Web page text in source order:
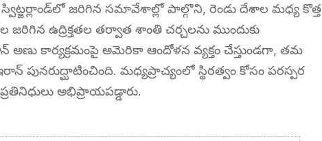
జరిగిన సమావేశాల్లో పాల్గొని, రెండు దేశాల మధ్య కొత్త
ఉద్రిక్తతల తర్వాత శాంతి చర్చలను ముందుకు
కార్యక్రమంపై అమెరికా ఆందోళన వ్యక్తం చేస్తుండగా, తమ
మధ్యప్రాచ్యంలో స్థిరత్వం కోసం పరస్పర
అభిప్రాయపడ్డారు.